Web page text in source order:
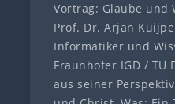
Vortrag: Glaube und
Prof. Dr. Arjan
Informatiker und
Fraunhofer IGD / TU
aus seiner